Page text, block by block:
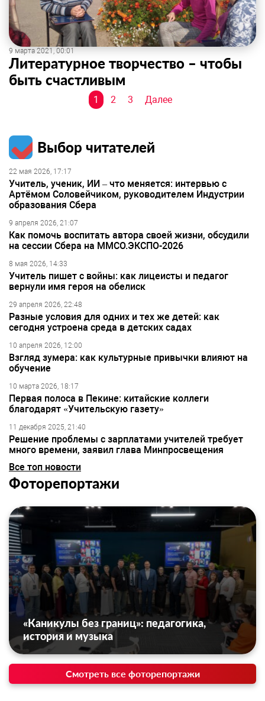
9 марта 2021, 00:01
Литературное творчество – чтобы
быть счастливым
Навигация
записям
1 2 3 Далее
Выбор читателей
22 мая 2026, 17:17
Учитель, ученик, ИИ – что меняется: интервью с
Артёмом Соловейчиком, руководителем Индустрии
образования Сбера
9 апреля 2026, 21:07
Как помочь воспитать автора своей жизни, обсудили
на сессии Сбера на ММСО.ЭКСПО-2026
8 мая 2026, 14:33
Учитель пишет с войны: как лицеисты и педагог
вернули имя героя на обелиск
29 апреля 2026, 22:48
Разные условия для одних и тех же детей: как
сегодня устроена среда в детских садах
10 апреля 2026, 12:00
Взгляд зумера: как культурные привычки влияют на
обучение
10 марта 2026, 18:17
Первая полоса в Пекине: китайские коллеги
благодарят «Учительскую газету»
11 декабря 2025, 21:40
Решение проблемы с зарплатами учителей требует
много времени, заявил глава Минпросвещения
Все топ новости
Фоторепортажи
«Каникулы без границ»: педагогика,
история и музыка
Смотреть все фоторепортажи